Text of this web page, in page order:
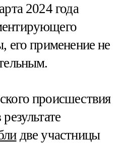
2024 года
его применение не
происшествия
две участницы